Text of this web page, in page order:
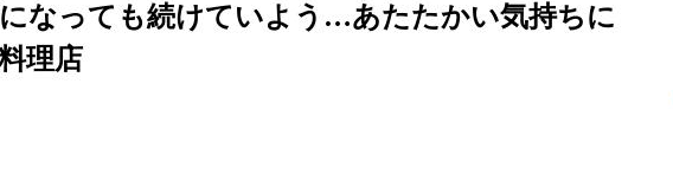
になっても続けていよう…あたたかい気持ちに
理店